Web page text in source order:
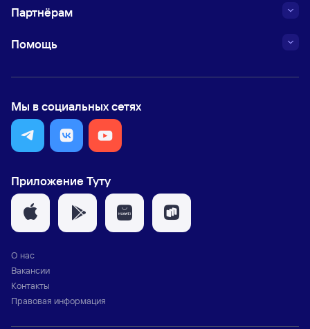
Партнёрам
Помощь
Мы в социальных сетях
Приложение Туту
О нас
Вакансии
Контакты
Правовая информация